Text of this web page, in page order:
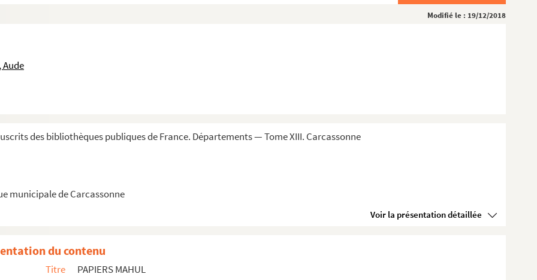
Modifié le : 19/12/2018
Aude
des bibliothèques publiques de France. Départements — Tome XIII. Carcassonne
municipale de Carcassonne
Voir la présentation détaillée
recueillis par M. Pons de l'Hérault
recueillis par M. Pons de l'Hérault
de la Ligurie, recueillis par M. Pons de l'H...
juin 1832 », par M. Pons de l'Hérault
du contenu
Titre
PAPIERS MAHUL